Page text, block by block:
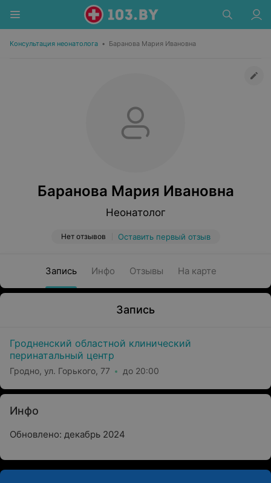
Консультация неонатолога • Баранова Мария Ивановна
Баранова Мария Ивановна
Неонатолог
Нет отзывов Оставить первый отзыв
Запись Инфо Отзывы На карте
Запись
Гродненский областной клинический
перинатальный центр
Гродно, ул. Горького, 77 до 20:00
Инфо
Обновлено: декабрь 2024